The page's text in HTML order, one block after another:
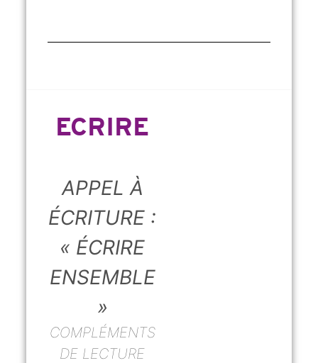
ECRIRE
APPEL À
ÉCRITURE :
« ÉCRIRE
ENSEMBLE
»
COMPLÉMENTS
DE LECTURE